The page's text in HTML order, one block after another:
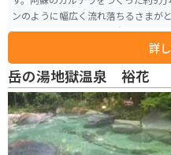
ンのように幅広く流れ落ちるさまが
眺めることもできます。春には期間
詳
岳の湯地獄温泉 裕花